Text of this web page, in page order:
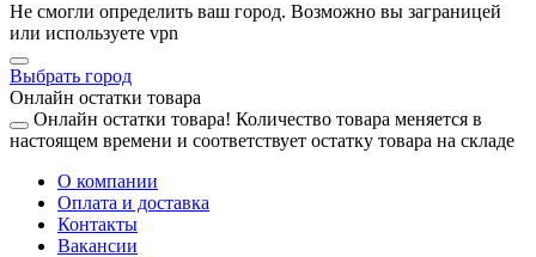
Не смогли определить ваш город. Возможно вы заграницей
или используете vpn
Выбрать город
Онлайн остатки товара
Онлайн остатки товара! Количество товара меняется в
настоящем времени и соответствует остатку товара на складе
О компании
Оплата и доставка
Контакты
Вакансии